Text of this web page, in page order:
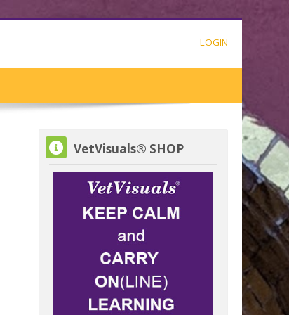
LOGIN
VetVisuals® SHOP overslaan
VetVisuals® SHOP